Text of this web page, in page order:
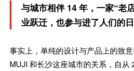
与城市相伴 14 年，一家“老
业跃迁，也参与进了人们的
事实上，单纯的设计与产品上的致
MUJI 和长沙这座城市的关系，自从